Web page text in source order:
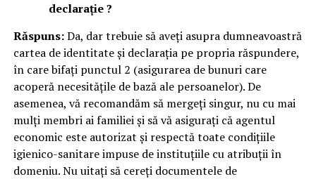
declarație ?
Răspuns:Da, dar trebuie să aveți asupra dumneavoastră
cartea de identitate și declarația pe propria răspundere,
în care bifați punctul 2 (asigurarea de bunuri care
acoperă necesitățile de bază ale persoanelor). De
asemenea, vă recomandăm să mergeți singur, nu cu mai
mulți membri ai familiei și să vă asigurați că agentul
economic este autorizat și respectă toate condițiile
igienico-sanitare impuse de instituțiile cu atribuții în
domeniu. Nu uitați să cereți documentele de